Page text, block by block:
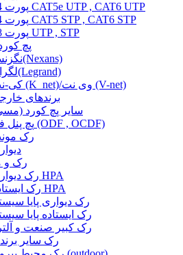
24 پورت CAT5e UTP , CAT6 UTP
24 پورت CAT5 STP , CAT6 STP
48 پورت UTP , STP
پچ
نگزنس(Nexans)
لگراند(Legrand)
کی-نت (K_net)/وی نت (V-net)
برندهای
سایر پچ کورد
پچ پنل فیبرنوری (ODF , OCDF)
رک
رک و
رک دیواری HPA
رک ایستاده HPA
رک دیواری پایا
رک ایستاده پایا
رک کبیر صنعت و
رک سایر